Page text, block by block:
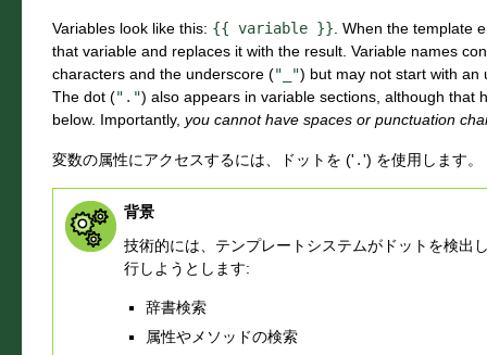
Variables look like this: {{ variable }} . When the template
that variable and replaces it with the result. Variable names
characters and the underscore ("_") but may not start with an
The dot (".") also appears in variable sections, although that
below. Importantly, you cannot have spaces or punctuation
変数の属性にアクセスするには、ドットを (' .') を使用します。
背景
技術的には、テンプレートシステムがドットを検出
行しようとします:
辞書検索
属性やメソッドの検索